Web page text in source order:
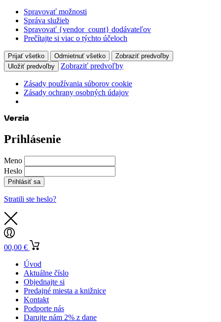
Spravovať možnosti
Správa služieb
Spravovať {vendor_count} dodávateľov
Prečítajte si viac o týchto účeloch
Prijať všetko Odmietnuť všetko
Zobraziť predvoľby
Uložiť predvoľby
Zobraziť predvoľby
Zásady používania súborov cookie
Zásady ochrany osobných údajov
Prihlásenie
Meno
Heslo
Prihlásiť sa
Stratili ste heslo?
00,00 €
Úvod
Aktuálne číslo
Objednajte si
Predajné miesta a knižnice
Kontakt
Podporte nás
Darujte nám 2% z dane